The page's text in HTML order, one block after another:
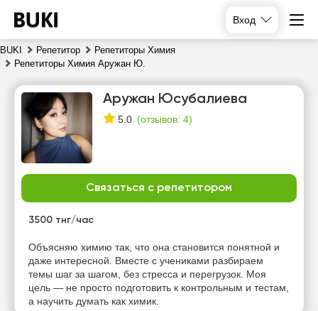
Вход
BUKI Репетитор
Репетиторы Химия
Репетиторы Химия Аружан Ю.
Аружан Юсубалиева
5.0 (отзывов: 4)
Связаться с репетитором
3500 тнг/час
Объясняю химию так, что она становится понятной и
даже интересной. Вместе с учениками разбираем
темы шаг за шагом, без стресса и перегрузок. Моя
цель — не просто подготовить к контрольным и тестам,
а научить думать как химик.
вс
пн
Нет
свободных
часов
14:00
14:30
15:00
Нет
свободных
часов
Нет
свободных
часов